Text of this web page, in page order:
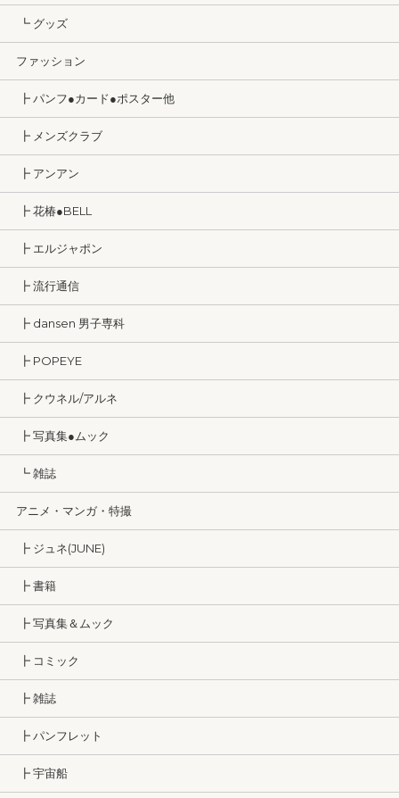
┗ グッズ
ファッション
┣ パンフ●カード●ポスター他
┣ メンズクラブ
┣ アンアン
┣ 花椿●BELL
┣ エルジャポン
┣ 流行通信
┣ dansen 男子専科
┣ POPEYE
┣ クウネル/アルネ
┣ 写真集●ムック
┗ 雑誌
アニメ・マンガ・特撮
┣ ジュネ(JUNE)
┣ 書籍
┣ 写真集＆ムック
┣ コミック
┣ 雑誌
┣ パンフレット
┣ 宇宙船